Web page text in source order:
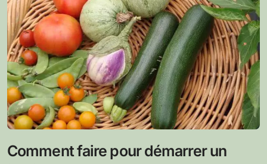
Comment faire pour démarrer un